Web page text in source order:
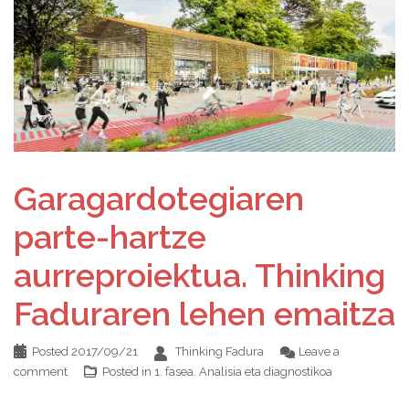
Garagardotegiaren
parte-hartze
aurreproiektua. Thinking
Faduraren lehen emaitza
Posted 2017/09/21 Thinking Fadura
Leave a
comment
Posted in 1. fasea. Analisia eta diagnostikoa